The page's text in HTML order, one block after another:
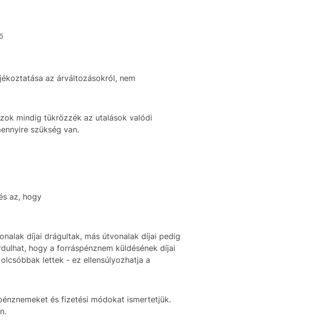
az árváltozásokról, nem
mindig tükrözzék az utalások valódi
szükség van.
az, hogy
díjai drágultak, más útvonalak díjai pedig
hogy a forráspénznem küldésének díjai
lettek - ez ellensúlyozhatja a
és fizetési módokat ismertetjük.